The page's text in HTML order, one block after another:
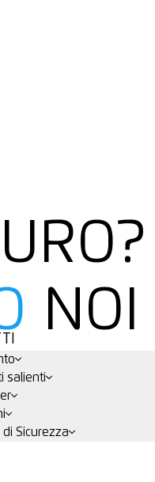
NOI
salienti
di Sicurezza